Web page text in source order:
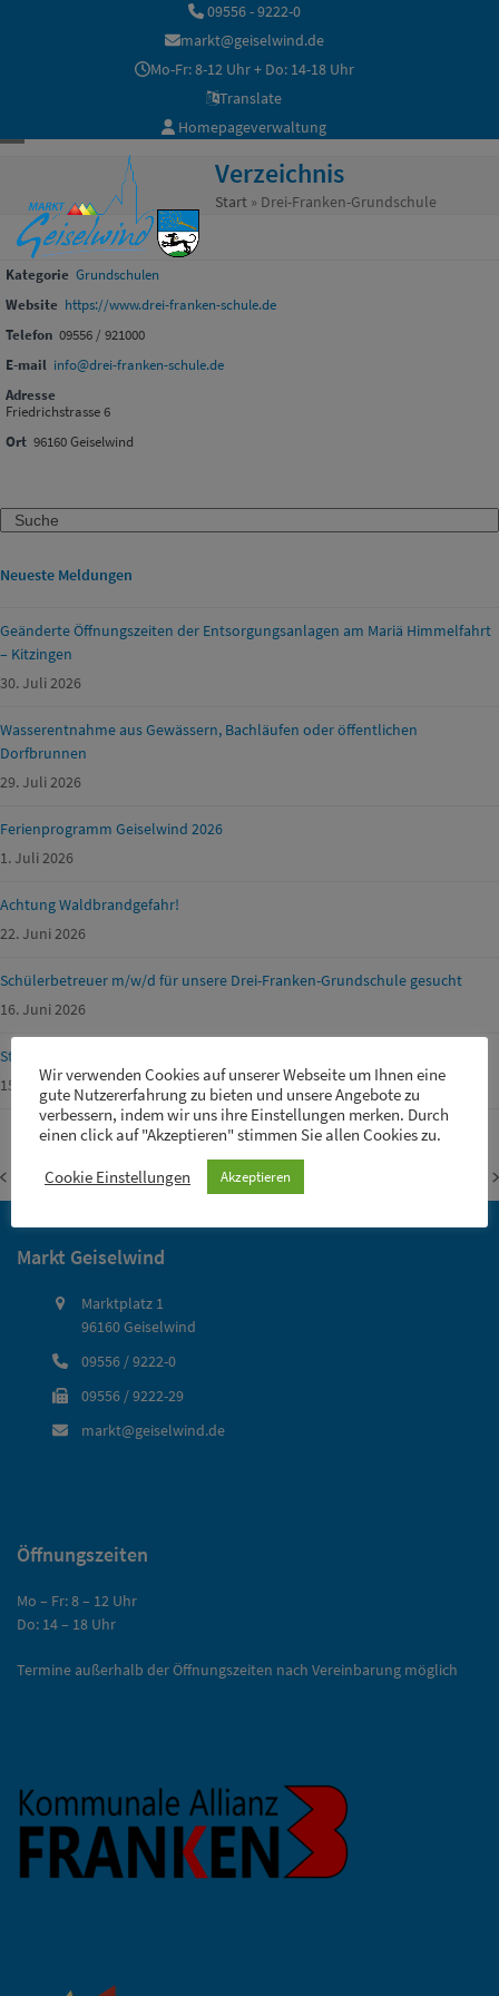
09556 - 9222-0
markt@geiselwind.de
Mo-Fr: 8-12 Uhr + Do: 14-18 Uhr
Translate
Homepageverwaltung
mobile
menu
mobile
menu
Verzeichnis
Start» Drei-Franken-Grundschule
Kategorie Grundschulen
Website https://www.drei-franken-schule.de
Telefon 09556 / 921000
E-mail info@drei-franken-schule.de
Adresse
Friedrichstrasse 6
Ort 96160 Geiselwind
Search
Neueste Meldungen
Geänderte Öffnungszeiten der Entsorgungsanlagen am Mariä Himmelfahrt
– Kitzingen
30. Juli 2026
Wasserentnahme aus Gewässern, Bachläufen oder öffentlichen
Dorfbrunnen
29. Juli 2026
Ferienprogramm Geiselwind 2026
1. Juli 2026
Achtung Waldbrandgefahr!
22. Juni 2026
Schülerbetreuer m/w/d für unsere Drei-Franken-Grundschule gesucht
16. Juni 2026
Straßensperrungen von Gemeinde-, Kreis-, Staats- und Fernstraßen
15. Juni 2026
vorheriger
Steigerwaldklub Zweigverein
Geiselwind
Nächster
Markt Geiselwind
Marktplatz 1
96160 Geiselwind
09556 / 9222-0
09556 / 9222-29
markt@geiselwind.de
Öffnungszeiten
Mo – Fr: 8 – 12 Uhr
Do: 14 – 18 Uhr
Termine außerhalb der Öffnungszeiten nach Vereinbarung möglich
Wir verwenden Cookies auf unserer Webseite um Ihnen eine
gute Nutzererfahrung zu bieten und unsere Angebote zu
verbessern, indem wir uns ihre Einstellungen merken. Durch
einen click auf "Akzeptieren" stimmen Sie allen Cookies zu.
Cookie Einstellungen Akzeptieren